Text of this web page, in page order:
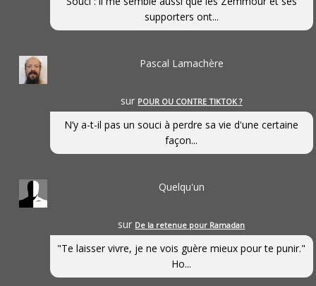
supporters ont...
Pascal Lamachère
sur POUR OU CONTRE TIKTOK ?
N’y a-t-il pas un souci à perdre sa vie d'une certaine
façon...
Quelqu'un
sur De la retenue pour Ramadan
"Te laisser vivre, je ne vois guère mieux pour te punir."
Ho...